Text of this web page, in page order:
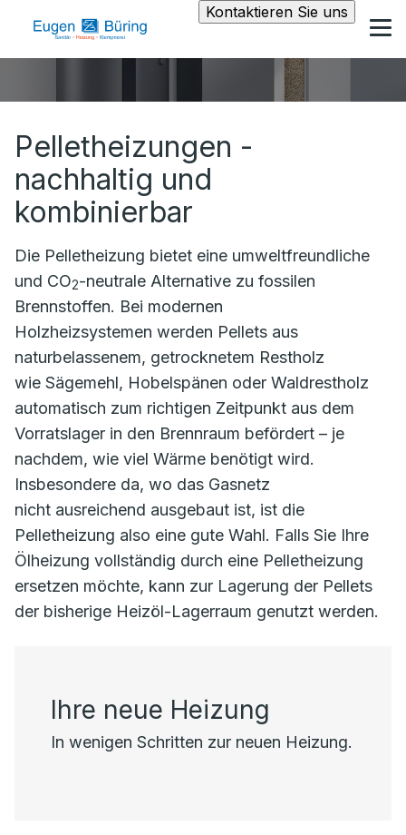
Kontaktieren Sie uns
Pelletheizungen -
nachhaltig und
kombinierbar
Die Pelletheizung bietet eine umweltfreundliche
und CO2-neutrale Alternative zu fossilen
Brennstoffen. Bei modernen
Holzheizsystemen werden Pellets aus
naturbelassenem, getrocknetem Restholz
wie Sägemehl, Hobelspänen oder Waldrestholz
automatisch zum richtigen Zeitpunkt aus dem
Vorratslager in den Brennraum befördert – je
nachdem, wie viel Wärme benötigt wird.
Insbesondere da, wo das Gasnetz
nicht ausreichend ausgebaut ist, ist die
Pelletheizung also eine gute Wahl. Falls Sie Ihre
Ölheizung vollständig durch eine Pelletheizung
ersetzen möchte, kann zur Lagerung der Pellets
der bisherige Heizöl-Lagerraum genutzt werden.
Ihre neue Heizung
In wenigen Schritten zur neuen Heizung.